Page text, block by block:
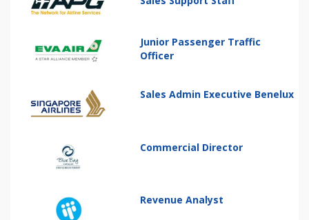
Junior Passenger Traffic
Officer
Sales Admin Executive Benelux
Commercial Director
Revenue Analyst